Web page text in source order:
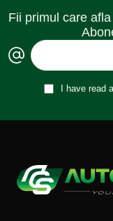
Fii primul care
I have read